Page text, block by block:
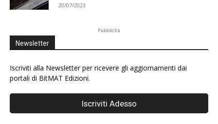
20/07/2023
Pubblicità
Newsletter
Iscriviti alla Newsletter per ricevere gli aggiornamenti dai
portali di BitMAT Edizioni.